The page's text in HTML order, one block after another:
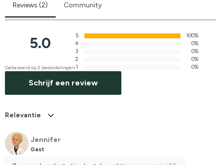
Reviews (2) Community
5.0
Gebaseerd op 2 beoordelingen
5
100%
4
0%
3
0%
2
0%
1
0%
Schrijf een review
Relevantie
Jennifer
Gast